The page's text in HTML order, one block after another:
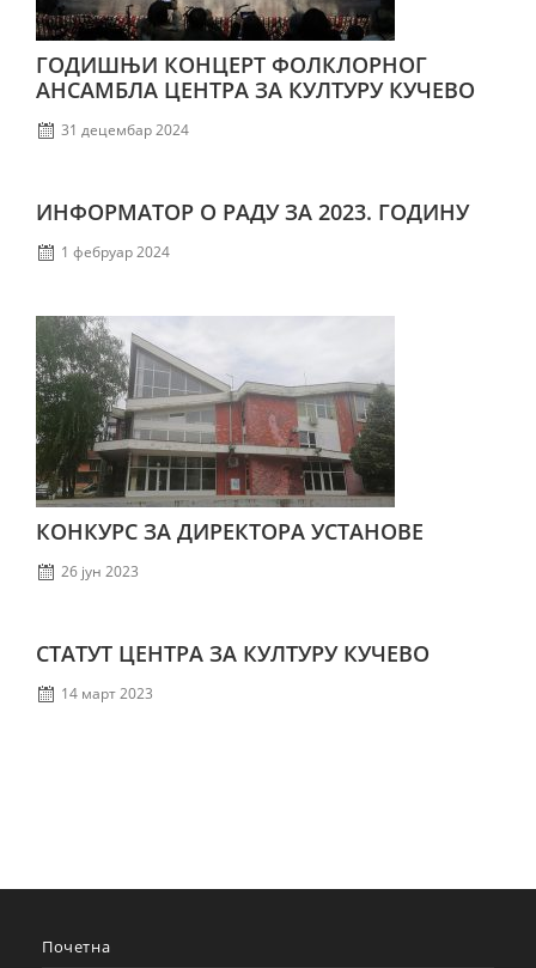
ГОДИШЊИ КОНЦЕРТ ФОЛКЛОРНОГ
АНСАМБЛА ЦЕНТРА ЗА КУЛТУРУ КУЧЕВО
31 децембар 2024
ИНФОРМАТОР О РАДУ ЗА 2023. ГОДИНУ
1 фебруар 2024
КОНКУРС ЗА ДИРЕКТОРА УСТАНОВЕ
26 јун 2023
СТАТУТ ЦЕНТРА ЗА КУЛТУРУ КУЧЕВО
14 март 2023
Почетна